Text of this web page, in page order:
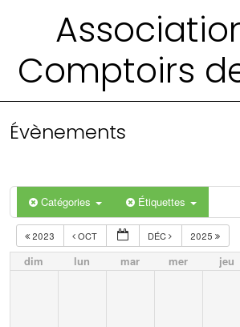
Comptoirs
Évènements
Catégories Étiquettes
2023 OCT DÉC 2025
dim lun mar mer jeu